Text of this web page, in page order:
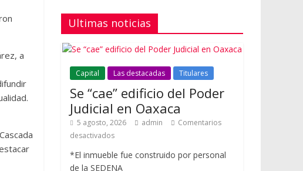
a
Ultimas noticias
Capital Las destacadas Titulares
Se “cae” edificio del Poder
Judicial en Oaxaca
5 agosto, 2026 admin
Comentarios
desactivados
*El inmueble fue construido por personal
de la SEDENA